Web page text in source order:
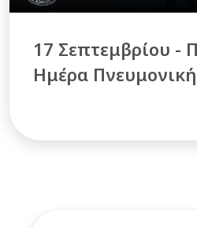
17 Σεπτεμβρίου -
Ημέρα